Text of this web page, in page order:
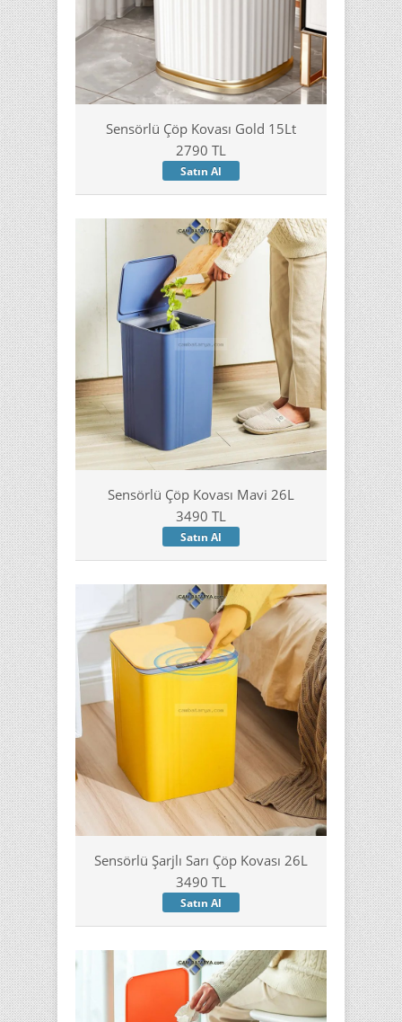
Sensörlü Çöp Kovası Gold 15Lt
2790 TL
Satın Al
Sensörlü Çöp Kovası Mavi 26L
3490 TL
Satın Al
Sensörlü Şarjlı Sarı Çöp Kovası 26L
3490 TL
Satın Al